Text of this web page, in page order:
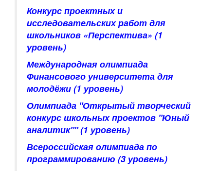
Конкурс проектных и
исследовательских работ для
школьников «Перспектива» (1
уровень)
Международная олимпиада
Финансового университета для
молодёжи (1 уровень)
Олимпиада "Открытый творческий
конкурс школьных проектов "Юный
аналитик""(1 уровень)
Всероссийская олимпиада по
программированию (3 уровень)